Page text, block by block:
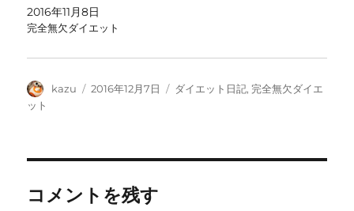
2016年11月8日
完全無欠ダイエット
投
kazu
投
2016年12月7日
カ
ダイエット日記, 完全無欠ダイエ
ット
コメントを残す